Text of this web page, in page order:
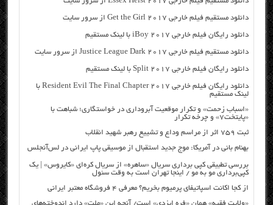
دانلود مستقیم فیلم خارجی Get the Girl 2017 از سرور سایت
دانلود رایگان فیلم خارجی iBoy 2017 با لینک مستقیم
دانلود مستقیم فیلم خارجی Justice League Dark 2017 از سرور سایت
دانلود رایگان فیلم خارجی Split 2017 با لینک مستقیم
دانلود رایگان فیلم خارجی Resident Evil The Final Chapter 2017 با
لینک مستقیم
«اسباب زحمت» و تکرار موقعیت آبروداری در خواستگاری؛ شباهت با
«پایتخت۷» و چرخه تکرار
ثبت ۷۵۹ اثر از مراسم وداع و تشییع رهبر شهید انقلاب
بهنام بانی در آمریکا: موج جدید استقبال از موسیقی پاپ ایرانی در لس‌آنجلس
بررسی تطبیقی کپی برداری سریال «ساهره» از سریال کره‌ای «کایروس» | یک
کپی‌برداری مو به مو / اینجا تهران است به وقت سئول
از کجا اکانت اسپاتیفای پرمیوم بخریم؟ معرفی ۴ فروشگاه معتبر ایرانی